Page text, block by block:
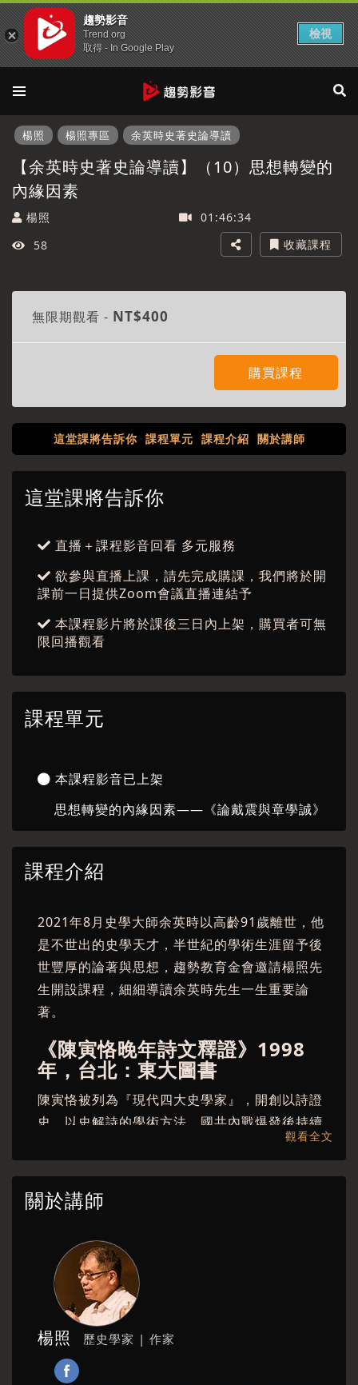
楊照 楊照專區 余英時史著史論導讀
【余英時史著史論導讀】（10）思想轉變的
內緣因素
楊照
01:46:34
58
收藏課程
此為付費課程，需購買觀看完整課程
無限期觀看 - NT$400
購買課程
這堂課將告訴你 課程單元 課程介紹 關於講師
這堂課將告訴你
直播＋課程影音回看 多元服務
欲參與直播上課，請先完成購課，我們將於開
課前一日提供Zoom會議直播連結予
本課程影片將於課後三日內上架，購買者可無
限回播觀看
課程單元
本課程影音已上架
思想轉變的內緣因素——《論戴震與章學誠》
課程介紹
2021年8月史學大師余英時以高齡91歲離世，他
是不世出的史學天才，半世紀的學術生涯留予後
世豐厚的論著與思想，趨勢教育金會邀請楊照先
生開設課程，細細導讀余英時先生一生重要論
著。
《陳寅恪晚年詩文釋證》1998
年，台北：東大圖書
陳寅恪被列為『現代四大史學家』，開創以詩證
史、以史解詩的學術方法。國共內戰爆發後持續
留在中國大陸，持續在學術上闡揚「獨立精神」
在著作中藏有大量暗碼系統。余英時先生四十年
研究陳寅恪的史學與思想，一一破解藏在著作中
史學界「陳寅恪研究熱潮」。
楊照主講｜余英時史著史論導讀 預計共14講。本
站亦提供系列購買方案。
觀看全文
關於講師
楊照 歷史學家 | 作家
趨勢影音
Trend org
取得 - In Google Play
檢視